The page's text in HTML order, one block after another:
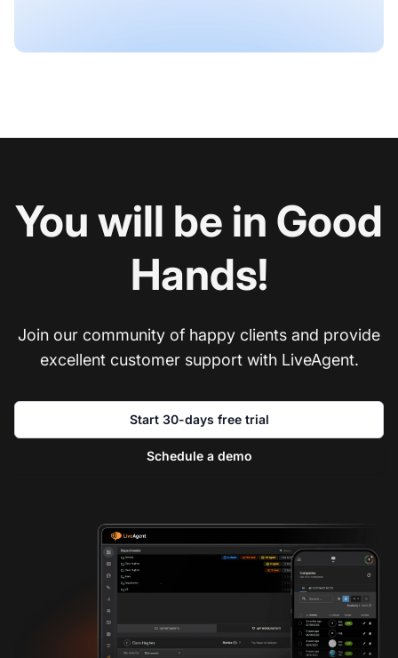
You will be in Good
Hands!
Join our community of happy clients and provide
excellent customer support with LiveAgent.
Start 30-days free trial
Schedule a demo